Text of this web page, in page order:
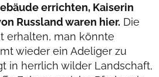
errichten, Kaiserin
Russland waren hier. Die
erhalten, man könnte
wieder ein Adeliger zu
in herrlich wilder Landschaft,